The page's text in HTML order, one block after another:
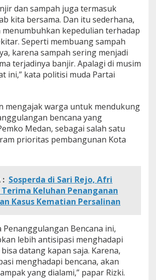
A
j
a
k
W
a
r
g
a
d
l
i
L
k
u
n
g
A
n
t
s
i
dan sampah juga termasuk
kita bersama. Dan itu sederhana,
kepedulian terhadap
Seperti membuang sampah
karena sampah sering menjadi
terjadinya banjir. Apalagi di musim
ini,” kata politisi muda Partai
mengajak warga untuk mendukung
bencana yang
Medan, sebagai salah satu
prioritas pembangunan Kota
: Sosperda di Sari Rejo, Afri
Keluhan Penanganan
Kasus Kematian Persalinan
Penanggulangan Bencana ini,
lebih antisipasi menghadapi
datang kapan saja. Karena,
menghadapi bencana, akan
yang dialami,” papar Rizki.